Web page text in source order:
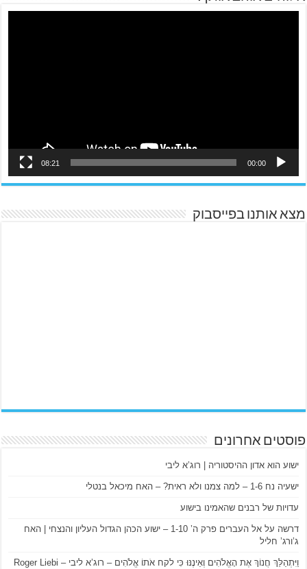
00:00
08:21
מצא אותנו בפייסבוק
פוסטים אחרונים
ישוע הוא אדון ההיסטוריה | רוג’א ליבי
ישעיה נח 1-6 – למה צמנו ולא ראית? – האח מיכאל בנטלי
עדויות של רבנים שהאמינו בישוע
דרשה על אל העברים פרק ה’ 1-10 – ישוע הכהן הגדול העליון והנצחי | האח
ג’ורג’ חליל
וַיִּתְהַלֵּךְ חֲנוֹךְ אֶת הָאֱלֹהִים וְאֵינֶנּוּ כִּי לקח אֹתוֹ אֱלֹהִים – רוג’א ליבי – Roger Liebi